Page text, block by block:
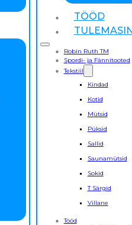
TÖÖD
Robin Ruth TM
Spordi- ja Fännitooted
Tekstiil
Kindad
Kotid
Mütsid
Püksid
Sallid
Saunamütsid
Sokid
T Särgid
Villane
Tööd